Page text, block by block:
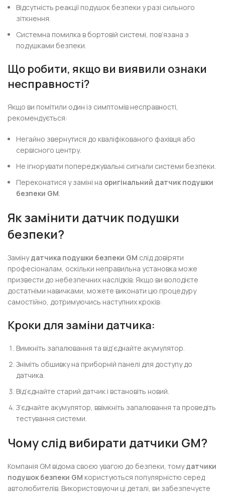
Відсутність реакції подушок безпеки у разі сильного
зіткнення.
Системна помилка в бортовій системі, пов’язана з
подушками безпеки.
Що робити, якщо ви виявили ознаки
несправності?
Якщо ви помітили один із симптомів несправності,
рекомендується:
Негайно звернутися до кваліфікованого фахівця або
сервісного центру.
Не ігнорувати попереджувальні сигнали системи безпеки.
Переконатися у заміні на оригінальний датчик подушки
безпеки GM.
Як замінити датчик подушки
безпеки?
Замінудатчика подушки безпеки GM слід довіряти
професіоналам, оскільки неправильна установка може
призвести до небезпечних наслідків. Якщо ви володієте
достатніми навичками, можете виконати цю процедуру
самостійно, дотримуючись наступних кроків:
Кроки для заміни датчика:
Вимкніть запалювання та від’єднайте акумулятор.
Зніміть обшивку на приборній панелі для доступу до
датчика.
Від’єднайте старий датчик і встановіть новий.
З’єднайте акумулятор, ввімкніть запалювання та проведіть
тестування системи.
Чому слід вибирати датчики GM?
Компанія GM відома своєю увагою до безпеки, томудатчики
подушок безпеки GM користуються популярністю серед
автолюбителів. Використовуючи ці деталі, ви забезпечуєте